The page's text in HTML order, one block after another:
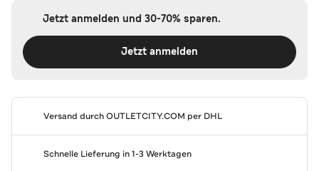
Jetzt anmelden und 30-70% sparen.
Jetzt anmelden
Versand durchOUTLETCITY.COM per DHL
Schnelle Lieferung in 1-3 Werktagen